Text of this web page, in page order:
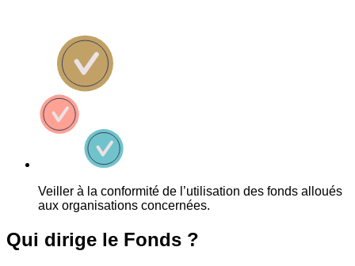
Veiller à la conformité de l’utilisation des fonds alloués
aux organisations concernées.
Qui dirige le Fonds ?